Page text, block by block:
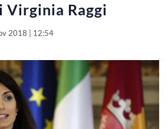
Virginia Raggi
2018 | 12:54